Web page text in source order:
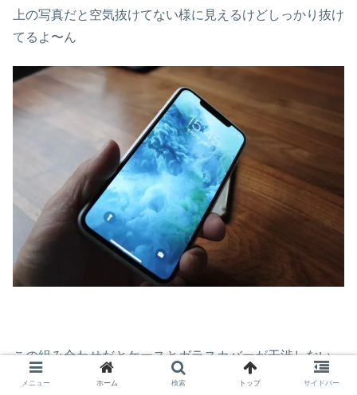
上の写真だと空気抜けてない様に見えるけどしっかり抜け
てるよ〜ん
この組み合わせだとケースとガラスカバーが干渉しない
メニュー ホーム 検索 トップ サイドバー